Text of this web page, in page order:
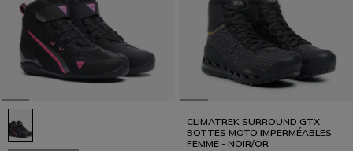
CLIMATREK SURROUND GTX
BOTTES MOTO IMPERMÉABLES
FEMME - NOIR/OR